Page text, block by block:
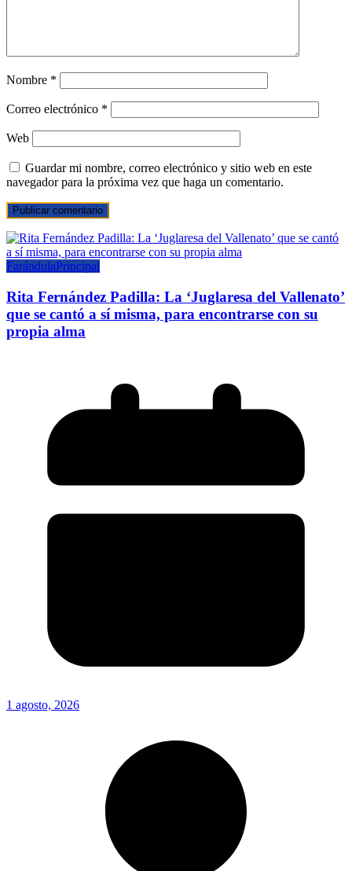
Nombre *
Correo electrónico *
Web
Guardar mi nombre, correo electrónico y sitio web en este
navegador para la próxima vez que haga un comentario.
FarándulaPrincipal
Rita Fernández Padilla: La ‘Juglaresa del Vallenato’
que se cantó a sí misma, para encontrarse con su
propia alma
1 agosto, 2026